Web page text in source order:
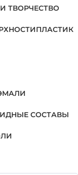
ТВОРЧЕСТВО
ПЛАСТИК
СОСТАВЫ